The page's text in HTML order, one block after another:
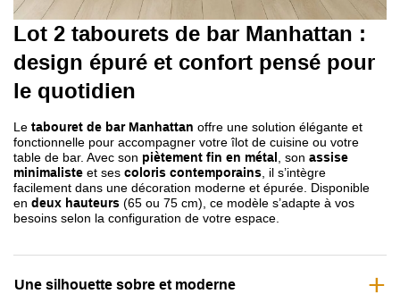
Lot 2 tabourets de bar Manhattan :
design épuré et confort pensé pour
le quotidien
Le tabouret de bar Manhattan offre une solution élégante et
fonctionnelle pour accompagner votre îlot de cuisine ou votre
table de bar. Avec son piètement fin en métal , son assise
minimaliste et ses coloris contemporains, il s’intègre
facilement dans une décoration moderne et épurée. Disponible
en deux hauteurs (65 ou 75 cm), ce modèle s’adapte à vos
besoins selon la configuration de votre espace.
Une silhouette sobre et moderne